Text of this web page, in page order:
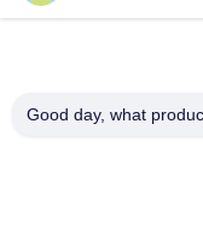
ঠিকানা
Good day, what